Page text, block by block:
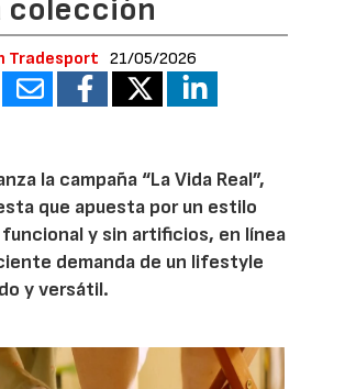
colección
Tradesport 21/05/2026
la campaña “La Vida Real”,
que apuesta por un estilo
y sin artificios, en línea
demanda de un lifestyle
y versátil.